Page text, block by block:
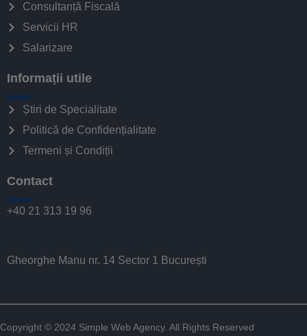
Consultanță Fiscală
Servicii HR
Salarizare
Informații utile
Știri de Specialitate
Politică de Confidențialitate
Termeni și Condiții
Contact
+40 21 313 19 96
Gheorghe Manu nr. 14 Sector 1 București
Copyright © 2024 Simple Web Agency. All Rights Reserved